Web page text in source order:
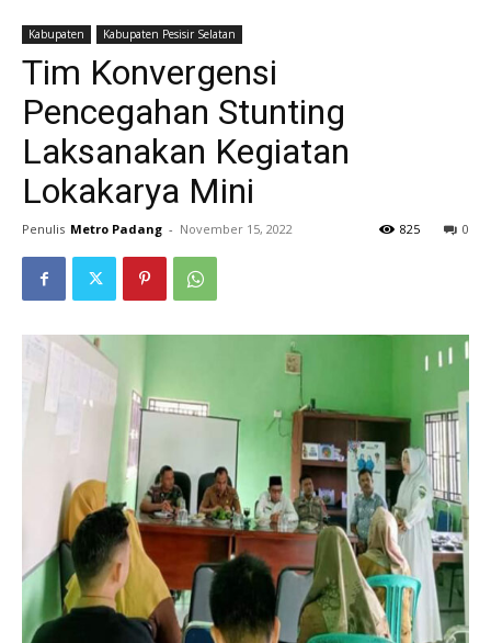
Kabupaten Kabupaten Pesisir Selatan
Tim Konvergensi
Pencegahan Stunting
Laksanakan Kegiatan
Lokakarya Mini
Penulis Metro Padang - November 15, 2022 0
825